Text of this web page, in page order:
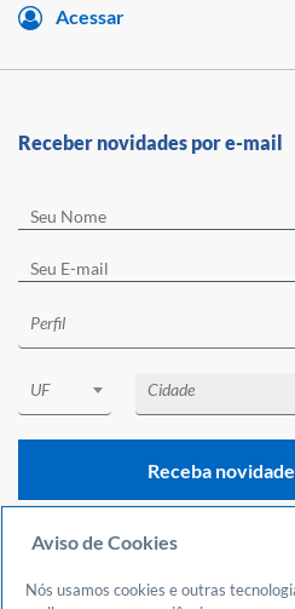
Acessar
Receber novidades por e-mail
Perfil
UF Cidade
Receba
Aviso de Cookies
Nós usamos cookies e outras